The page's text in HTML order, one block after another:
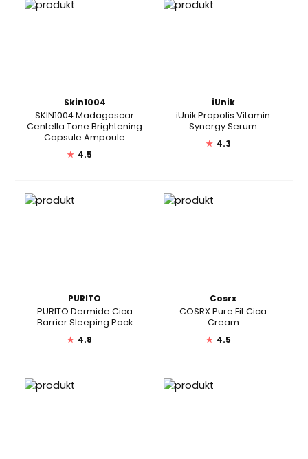
Skin1004
SKIN1004 Madagascar
Centella Tone Brightening
Capsule Ampoule
★ 4.5
iUnik
iUnik Propolis Vitamin
Synergy Serum
★ 4.3
PURITO
PURITO Dermide Cica
Barrier Sleeping Pack
★ 4.8
Cosrx
COSRX Pure Fit Cica
Cream
★ 4.5